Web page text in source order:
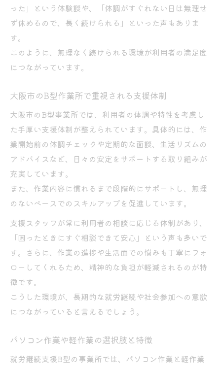
った」という体験談や、「体調がすぐれない日は無理せ
ず休めるので、長く続けられる」といった声もありま
す。
このように、無理なく続けられる環境が利用者の満足度
につながっています。
大阪市のB型作業所で重視される支援体制
大阪市のB型事業所では、利用者の体調や特性を考慮し
た手厚い支援体制が整えられています。具体的には、作
業開始前の体調チェックや定期的な面談、生活リズムの
アドバイスなど、日々の安定をサポートする取り組みが
充実しています。
また、作業内容に慣れるまで段階的にサポートし、無理
のないペースでのスキルアップを促進しています。
支援スタッフが常に利用者の相談に応じる体制があり、
「困ったときにすぐ相談できて安心」という声も多いで
す。さらに、作業の進捗や生活面での悩みも丁寧にフォ
ローしてくれるため、精神的な負担が軽減されるのが特
徴です。
こうした環境が、長期的な就労継続や社会参加への意欲
につながっていると言えるでしょう。
パソコン作業や軽作業の選択肢と特徴
就労継続支援B型の事業所では、パソコン作業と軽作業